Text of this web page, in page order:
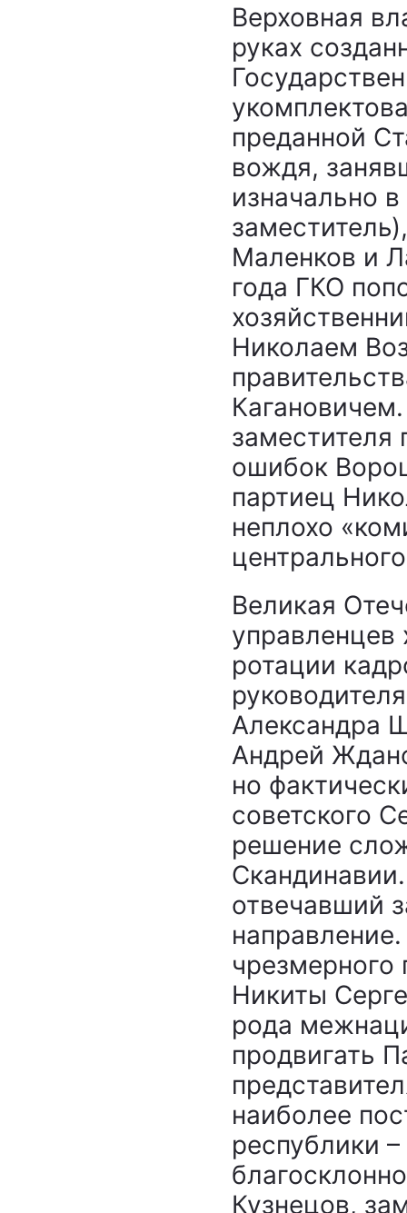
Верховная
руках
преданной
вождя,
изначально
Маленков и
года ГКО
Николаем
заместителя
ошибок
партиец
неплохо
Великая
ротации
Александра
Андрей
но
советского
решение
отвечавший
чрезмерного
Никиты
рода
продвигать
наиболее
республики
Кузнецов,